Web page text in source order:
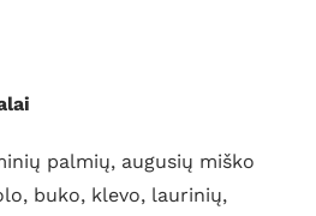
palmių, augusių miško
buko, klevo, laurinių,